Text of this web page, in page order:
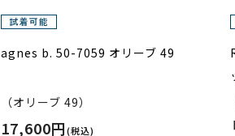
agnes b. 50-7059 オリーブ 49
（オリーブ 49）
17,600円(税込)